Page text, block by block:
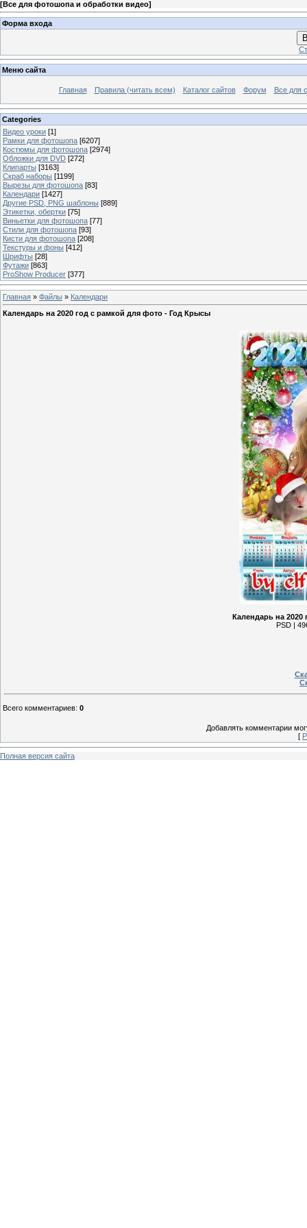
[Все для фотошопа и обработки видео]
Форма входа
Меню сайта
Главная Правила (читать всем) Каталог сайтов Форум Все для
Categories
Видео уроки [1]
Рамки для фотошопа [6207]
Костюмы для фотошопа [2974]
Обложки для DVD [272]
Клипарты [3163]
Скраб наборы [1199]
Вырезы для фотошопа [83]
Календари [1427]
Другие PSD, PNG шаблоны [889]
Этикетки, обертки [75]
Виньетки для фотошопа [77]
Стили для фотошопа [93]
Кисти для фотошопа [208]
Текстуры и фоны [412]
Шрифты [28]
Футажи [863]
ProShow Producer [377]
Главная » Файлы » Календари
Календарь на 2020 год с рамкой для фото - Год Крысы
Календарь на
PSD |
Всего комментариев: 0
Добавлять комментарии
[
Полная версия сайта